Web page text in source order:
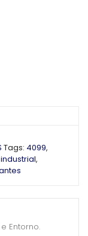
Entorno.
Tags: 4099,
,